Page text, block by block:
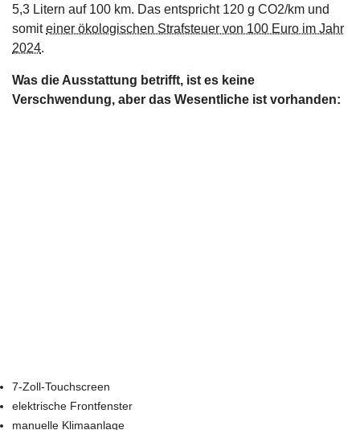
5,3 Litern auf 100 km. Das entspricht 120 g CO2/km und
somiteiner ökologischen Strafsteuer von 100 Euro im Jahr
2024.
Was die Ausstattung betrifft, ist es keine
Verschwendung, aber das Wesentliche ist vorhanden:
7-Zoll-Touchscreen
elektrische Frontfenster
manuelle Klimaanlage